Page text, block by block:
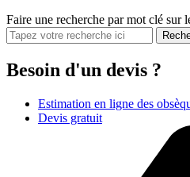
Faire une recherche par mot clé sur
Besoin d'un devis ?
Estimation en ligne des
Devis gratuit